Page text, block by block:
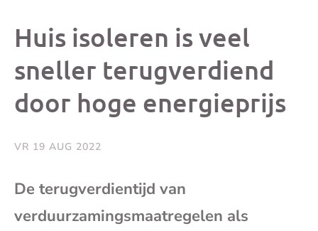
bericht
op
bericht
op
bericht
op
Huis isoleren is veel
sneller terugverdiend
door hoge energieprijs
VR 19 AUG 2022
De terugverdientijd van
verduurzamingsmaatregelen als